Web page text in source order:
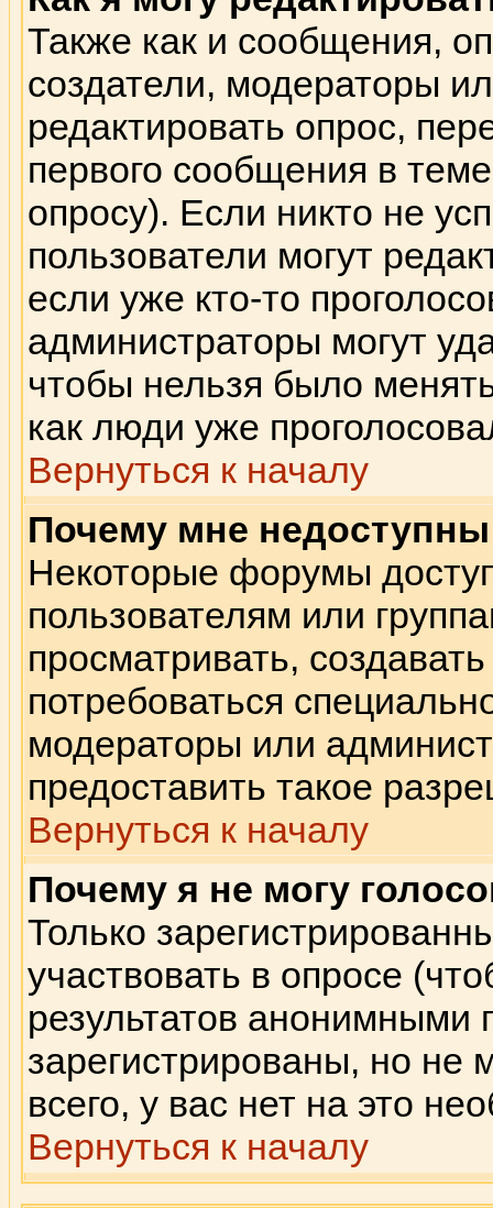
Также как и сообщения,
создатели, модераторы
редактировать опрос,
первого сообщения в
опросу). Если никто не
пользователи могут
если уже кто-то
администраторы могут
чтобы нельзя было
как люди уже
Вернуться к началу
Почему мне
Некоторые форумы
пользователям или
просматривать,
потребоваться
модераторы или
предоставить такое
Вернуться к началу
Почему я не могу
Только
участвовать в опросе
результатов анонимными
зарегистрированы, но не
всего, у вас нет на это
Вернуться к началу